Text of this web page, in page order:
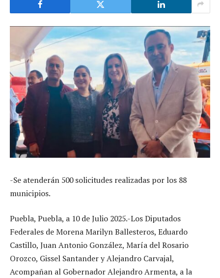
-Se atenderán 500 solicitudes realizadas por los 88
municipios.
Puebla, Puebla, a 10 de Julio 2025.-Los Diputados
Federales de Morena Marilyn Ballesteros, Eduardo
Castillo, Juan Antonio González, María del Rosario
Orozco, Gissel Santander y Alejandro Carvajal,
Acompañan al Gobernador Alejandro Armenta, a la